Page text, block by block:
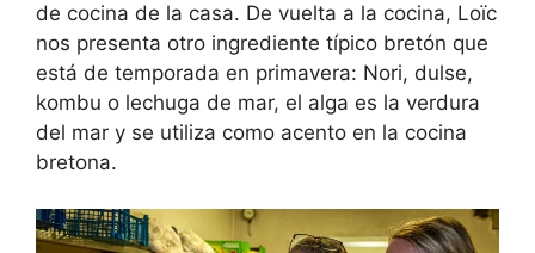
de cocina de la casa. De vuelta a la cocina, Loïc
nos presenta otro ingrediente típico bretón que
está de temporada en primavera: Nori, dulse,
kombu o lechuga de mar, el alga es la verdura
del mar y se utiliza como acento en la cocina
bretona.